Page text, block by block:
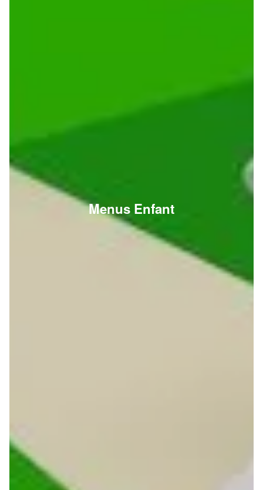
Menus Enfant